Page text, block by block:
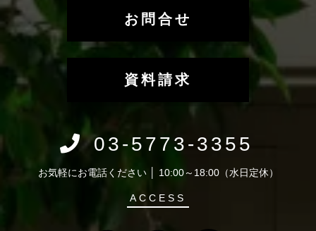
お問合せ
資料請求
03-5773-3355
お気軽にお電話ください │ 10:00～18:00（水日定休）
ACCESS